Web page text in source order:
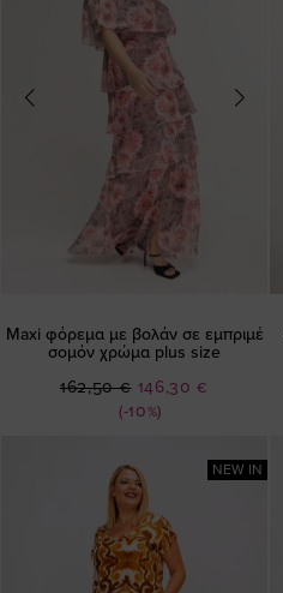
Maxi φόρεμα με βολάν σε εμπριμέ
σομόν χρώμα plus size
(-10%)
Ειδική
Τιμή
146,30 €
162,50 €
NEW IN